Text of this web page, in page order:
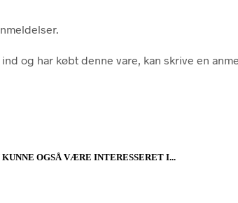
og har købt denne vare, kan skrive en
KUNNE OGSÅ VÆRE INTERESSERET I...